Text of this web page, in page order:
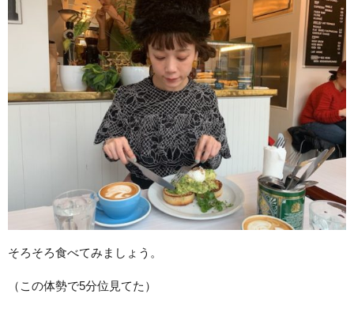
そろそろ食べてみましょう。
（この体勢で5分位見てた）